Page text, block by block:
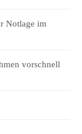
Notlage im
vorschnell